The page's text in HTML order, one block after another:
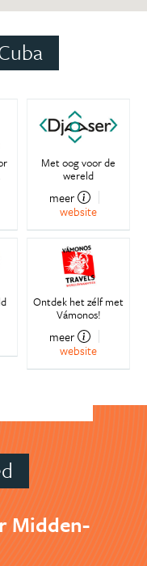
Met oog voor de
wereld
meer
website
Ontdek het zélf met
Vámonos!
meer
website
Midden-